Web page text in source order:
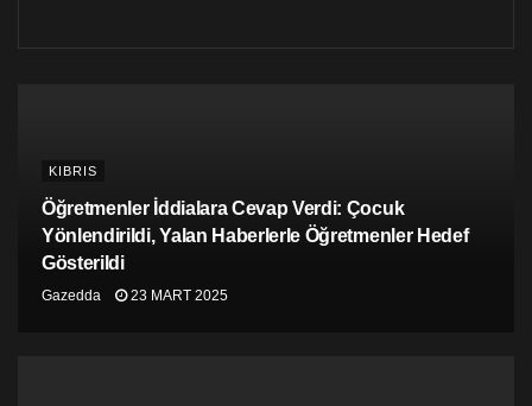
KIBRIS
Öğretmenler İddialara Cevap Verdi: Çocuk
Yönlendirildi, Yalan Haberlerle Öğretmenler Hedef
Gösterildi
Gazedda 23 MART 2025